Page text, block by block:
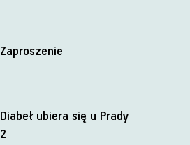
Zaproszenie
Diabeł ubiera się u Prady
2